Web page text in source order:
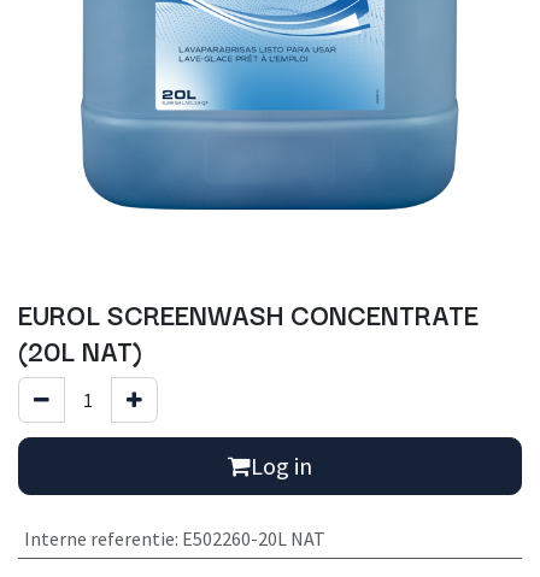
EUROL SCREENWASH CONCENTRATE
(20L NAT)
Log in
Interne referentie: E502260-20L NAT